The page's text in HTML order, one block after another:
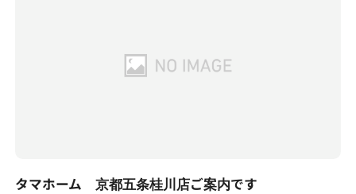
タマホーム 京都五条桂川店ご案内です